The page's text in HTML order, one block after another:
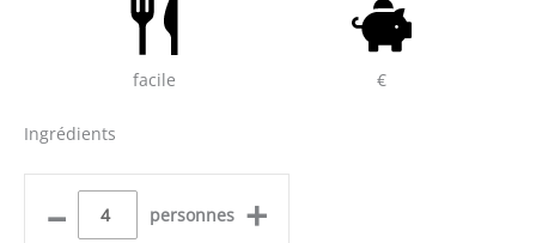
facile €
Ingrédients
– personnes +